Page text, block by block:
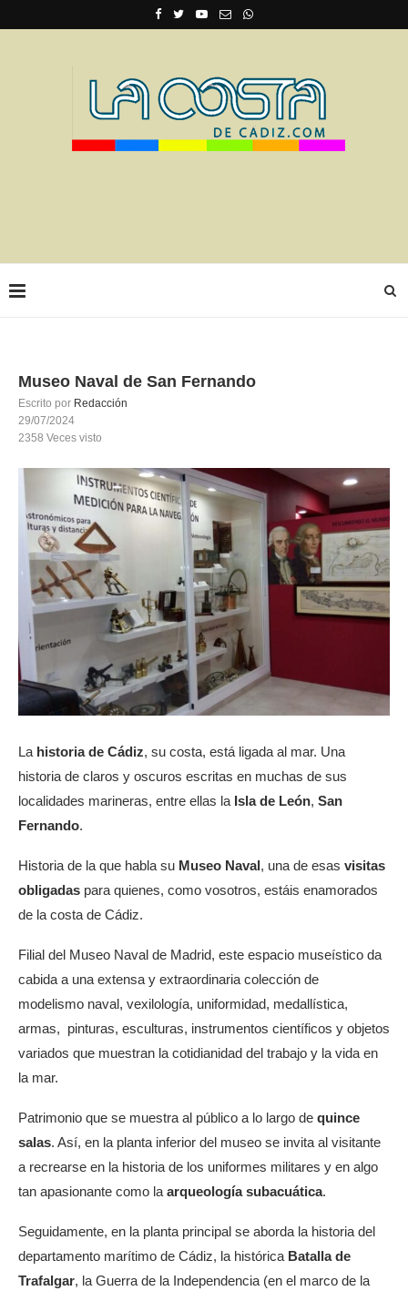
Museo Naval de San Fernando
Escrito por Redacción
29/07/2024
2358 Veces visto
La historia de Cádiz, su costa, está ligada al mar. Una
historia de claros y oscuros escritas en muchas de sus
localidades marineras, entre ellas la Isla de León, San
Fernando.
Historia de la que habla su Museo Naval, una de esas visitas
obligadas para quienes, como vosotros, estáis enamorados
de la costa de Cádiz.
Filial del Museo Naval de Madrid, este espacio museístico da
cabida a una extensa y extraordinaria colección de
modelismo naval, vexilología, uniformidad, medallística,
armas, pinturas, esculturas, instrumentos científicos y objetos
variados que muestran la cotidianidad del trabajo y la vida en
la mar.
Patrimonio que se muestra al público a lo largo de quince
salas. Así, en la planta inferior del museo se invita al visitante
a recrearse en la historia de los uniformes militares y en algo
tan apasionante como la arqueología subacuática.
Seguidamente, en la planta principal se aborda la historia del
departamento marítimo de Cádiz, la histórica Batalla de
Trafalgar, la Guerra de la Independencia (en el marco de la